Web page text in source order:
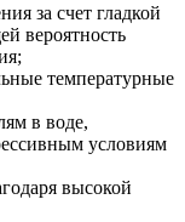
за счет гладкой
вероятность
температурные
в воде,
условиям
высокой